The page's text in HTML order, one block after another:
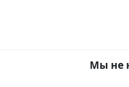
Мы не